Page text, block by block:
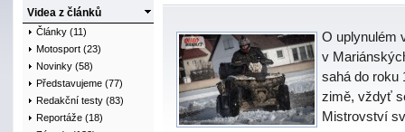
Videa z článků
Články (11)
Motosport (23)
Novinky (58)
Představujeme (77)
Redakční testy (83)
Reportáže (18)
O uplynulém
v
sahá do roku
zimě, vždyť
Mistrovství